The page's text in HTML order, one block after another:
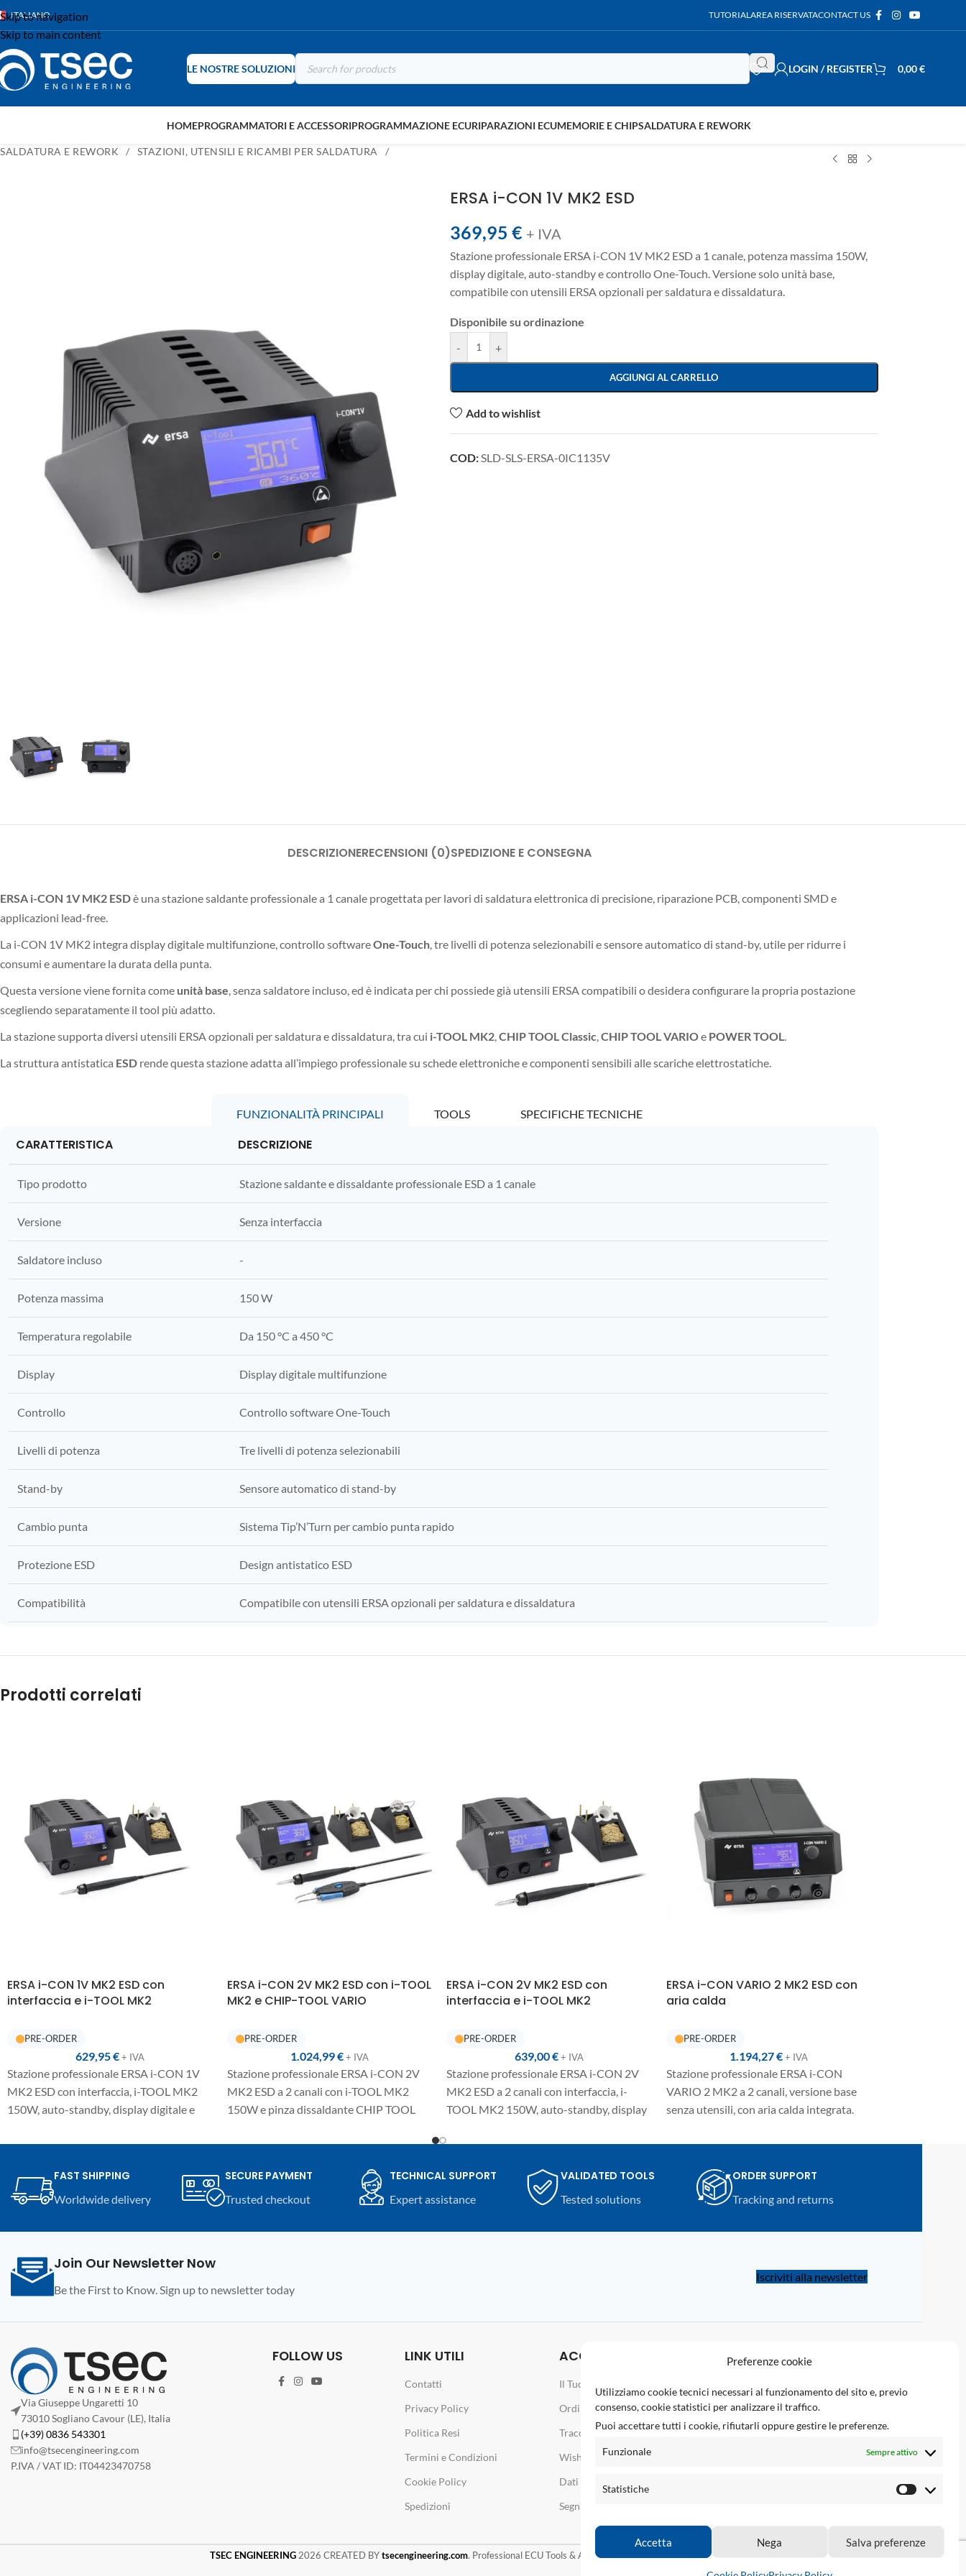
Preferenze cookie
Utilizziamo cookie tecnici necessari al funzionamento del sito e, previo
consenso, cookie statistici per analizzare il traffico.
Puoi accettare tutti i cookie, rifiutarli oppure gestire le preferenze.
Funzionale Sempre attivo
Statistiche
Accetta Nega Salva preferenze
Skip to navigation
Skip to main content
ITALIANO TUTORIALAREA RISERVATACONTACT US
LE NOSTRE SOLUZIONI LOGIN / REGISTER 0,00€
HOMEPROGRAMMATORI E ACCESSORIPROGRAMMAZIONE ECURIPARAZIONI ECUMEMORIE E CHIPSALDATURA E REWORK
SALDATURA E REWORK STAZIONI, UTENSILI E RICAMBI PER SALDATURA
ERSA i-CON 1V MK2 ESD
369,95 € + IVA
Stazione professionale ERSA i-CON 1V MK2 ESD a 1 canale, potenza massima 150W,
display digitale, auto-standby e controllo One-Touch. Versione solo unità base,
compatibile con utensili ERSA opzionali per saldatura e dissaldatura.
Disponibile su ordinazione
-
+
AGGIUNGI AL CARRELLO
Add to wishlist
COD:SLD-SLS-ERSA-0IC1135V
DESCRIZIONERECENSIONI (0)SPEDIZIONE E CONSEGNA
ERSA i-CON 1V MK2 ESDè una stazione saldante professionale a 1 canale progettata per lavori di saldatura elettronica di precisione, riparazione PCB, componenti SMD e
applicazioni lead-free.
La i-CON 1V MK2 integra display digitale multifunzione, controllo softwareOne-Touch, tre livelli di potenza selezionabili e sensore automatico di stand-by, utile per ridurre i
consumi e aumentare la durata della punta.
Questa versione viene fornita come unità base, senza saldatore incluso, ed è indicata per chi possiede già utensili ERSA compatibili o desidera configurare la propria postazione
scegliendo separatamente il tool più adatto.
La stazione supporta diversi utensili ERSA opzionali per saldatura e dissaldatura, tra cui i-TOOL MK2,CHIP TOOL Classic,CHIP TOOL VARIOe POWER TOOL.
La struttura antistatica ESD rende questa stazione adatta all’impiego professionale su schede elettroniche e componenti sensibili alle scariche elettrostatiche.
FUNZIONALITÀ PRINCIPALI TOOLS SPECIFICHE TECNICHE
CARATTERISTICA DESCRIZIONE
Tipo prodotto Stazione saldante e dissaldante professionale ESD a 1 canale
Versione Senza interfaccia
Saldatore incluso -
Potenza massima 150 W
Temperatura regolabile Da 150 °C a 450 °C
Display Display digitale multifunzione
Controllo Controllo software One-Touch
Livelli di potenza Tre livelli di potenza selezionabili
Stand-by Sensore automatico di stand-by
Cambio punta Sistema Tip’N’Turn per cambio punta rapido
Protezione ESD Design antistatico ESD
Compatibilità Compatibile con utensili ERSA opzionali per saldatura e dissaldatura
Prodotti correlati
ERSA i-CON 1V MK2 ESD con
interfaccia e i-TOOL MK2
629,95€ + IVA
Stazione professionale ERSA i-CON 1V
MK2 ESD con interfaccia, i-TOOL MK2
150W, auto-standby, display digitale e
per saldatura elettronica professionale,
opzionali per dissaldatura.
ERSA i-CON 2V MK2 ESD con i-TOOL
MK2 e CHIP-TOOL VARIO
1.024,99€ + IVA
Stazione professionale ERSA i-CON 2V
MK2 ESD a 2 canali con i-TOOL MK2
150W e pinza dissaldante CHIP TOOL
digitale e controllo One-Touch. Soluzione
elettronica professionale, compatibile
anche con utensili opzionali ERSA per
ERSA i-CON 2V MK2 ESD con
interfaccia e i-TOOL MK2
639,00€ + IVA
Stazione professionale ERSA i-CON 2V
MK2 ESD a 2 canali con interfaccia, i-
TOOL MK2 150W, auto-standby, display
completa per saldatura elettronica
utensili ERSA opzionali per dissaldatura.
ERSA i-CON VARIO 2 MK2 ESD con
aria calda
1.194,27€ + IVA
Stazione professionale ERSA i-CON
VARIO 2 MK2 a 2 canali, versione base
senza utensili, con aria calda integrata.
modulare per saldatura elettronica, aria
professionali su schede elettroniche.
SMD/PTH e
FAST SHIPPING
Worldwide delivery
SECURE PAYMENT
Trusted checkout
TECHNICAL SUPPORT
Expert assistance
VALIDATED TOOLS
Tested solutions
ORDER SUPPORT
Tracking and returns
Join Our Newsletter Now
Be the First to Know. Sign up to newsletter today
Iscriviti alla newsletter
Via Giuseppe Ungaretti 10
73010 Sogliano Cavour (LE), Italia
(+39) 0836 543301
info@tsecengineering.com
P.IVA / VAT ID: IT04423470758
FOLLOW US LINK UTILI
Contatti
Privacy Policy
Politica Resi
Termini e Condizioni
Cookie Policy
Spedizioni
ACCOUNT
Il Tuo Account
Ordini
Traccia il tuo ordine
Wishlist
Dati e Password
Segnala un Problema
LINKED
Tsec Engineering srl
Ecupinout.com
TSEC ENGINEERING 2026 CREATED BYtsecengineering.com. Professional ECU Tools & Automotive Solutions.